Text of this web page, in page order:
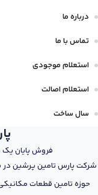
درباره ما
تماس با ما
استعلام موجودی
استعلام اصالت
سال ساخت
فروش پایان یک
حوزه تامین قطعات